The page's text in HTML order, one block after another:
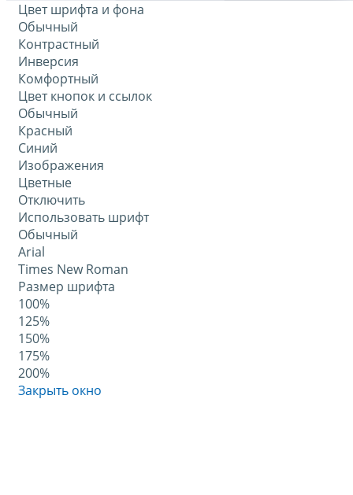
Цвет шрифта и фона
Обычный
Контрастный
Инверсия
Комфортный
Цвет кнопок и ссылок
Обычный
Красный
Синий
Изображения
Цветные
Отключить
Использовать шрифт
Обычный
Arial
Times New Roman
Размер шрифта
100%
125%
150%
175%
200%
Закрыть окно